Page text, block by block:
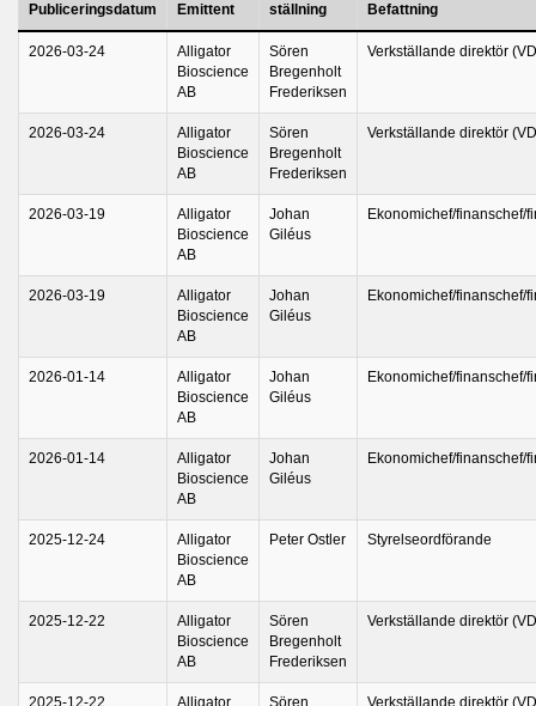
Publiceringsdatum Emittent
ställning
Befattning
2026-03-24
Alligator
Bioscience
AB
Sören
Bregenholt
Frederiksen
Verkställande direktör
2026-03-24
Alligator
Bioscience
AB
Sören
Bregenholt
Frederiksen
Verkställande direktör
2026-03-19
Alligator
Bioscience
AB
Johan
Giléus
Ekonomichef/finanschef/
2026-03-19
Alligator
Bioscience
AB
Johan
Giléus
Ekonomichef/finanschef/
2026-01-14
Alligator
Bioscience
AB
Johan
Giléus
Ekonomichef/finanschef/
2026-01-14
Alligator
Bioscience
AB
Johan
Giléus
Ekonomichef/finanschef/
2025-12-24
Alligator
Bioscience
AB
Peter Ostler Styrelseordförande
2025-12-22
Alligator
Bioscience
AB
Sören
Bregenholt
Frederiksen
Verkställande direktör
2025-12-22
Alligator
Sören
Verkställande direktör